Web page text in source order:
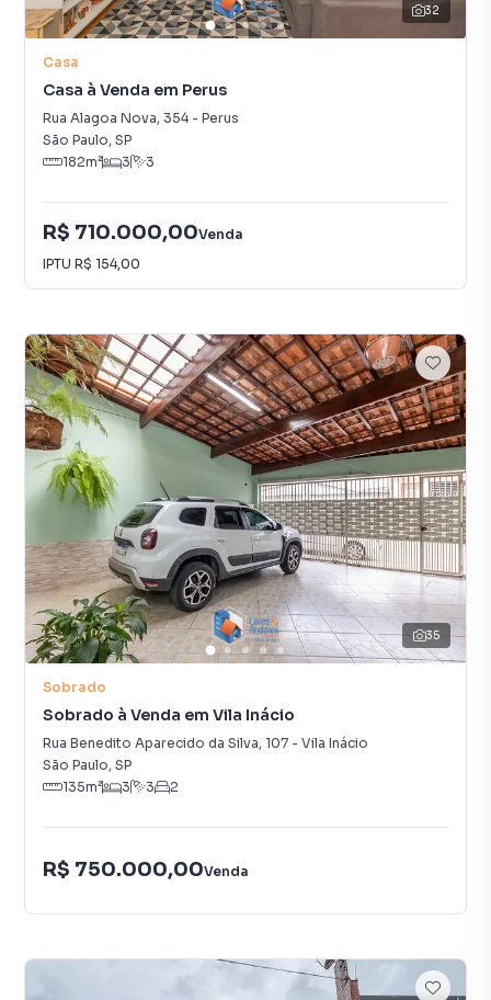
32
Casa
Casa à Venda em Perus
Rua Alagoa Nova, 354- Perus
São Paulo, SP
182m² 3 3
R$ 710.000,00Venda
IPTU R$ 154,00
35
Sobrado
Sobrado à Venda em Vila Inácio
Rua Benedito Aparecido da Silva, 107 - Vila Inácio
São Paulo, SP
135m² 3 3 2
R$ 750.000,00Venda